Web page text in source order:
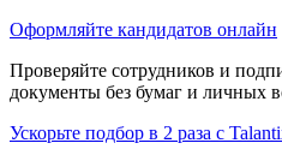
Оформляйте кандидатов онлайн
Проверяйте сотрудников и
документы без бумаг и личных
Ускорьте подбор в 2 раза с